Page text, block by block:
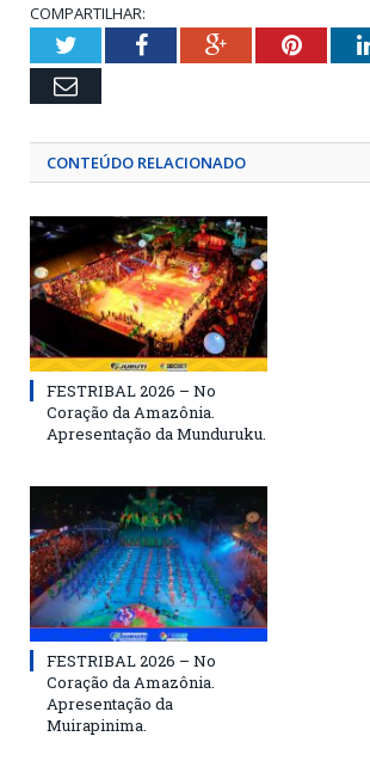
COMPARTILHAR:
TwitterFacebookGoogle+
Email
CONTEÚDO RELACIONADO
FESTRIBAL 2026 – No
Coração da Amazônia.
Apresentação da Munduruku.
FESTRIBAL 2026 – No
Coração da Amazônia.
Apresentação da
Muirapinima.